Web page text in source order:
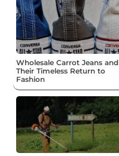
Wholesale Carrot Jeans and
Their Timeless Return to
Fashion